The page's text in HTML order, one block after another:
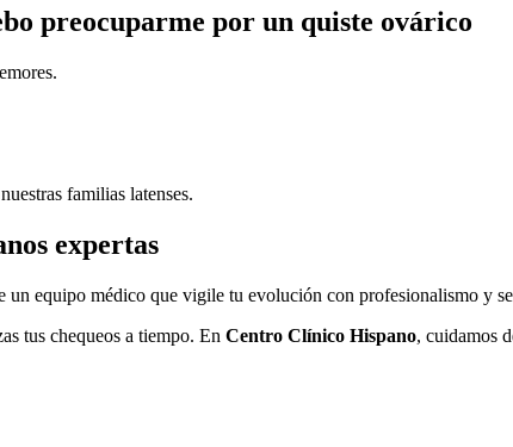
preocuparme por un quiste ovárico
familias latenses.
expertas
equipo médico que vigile tu evolución con profesionalismo y
tus chequeos a tiempo. En Centro Clínico Hispano, cuidamos